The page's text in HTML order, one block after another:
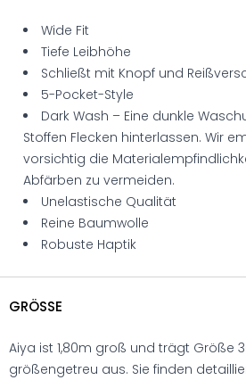
Wide Fit
Tiefe Leibhöhe
Schließt mit Knopf und
5-Pocket-Style
Dark Wash – Eine dunkle
Stoffen Flecken hinterlassen. Wir
vorsichtig die
Abfärben zu vermeiden.
Unelastische Qualität
Reine Baumwolle
Robuste Haptik
GRÖSSE
Aiya ist 1,80m groß und trägt Größe
größengetreu aus. Sie finden